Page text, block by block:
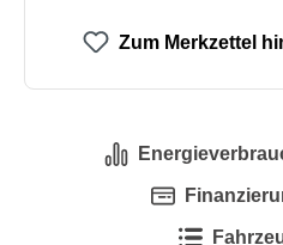
Zum Merkzettel